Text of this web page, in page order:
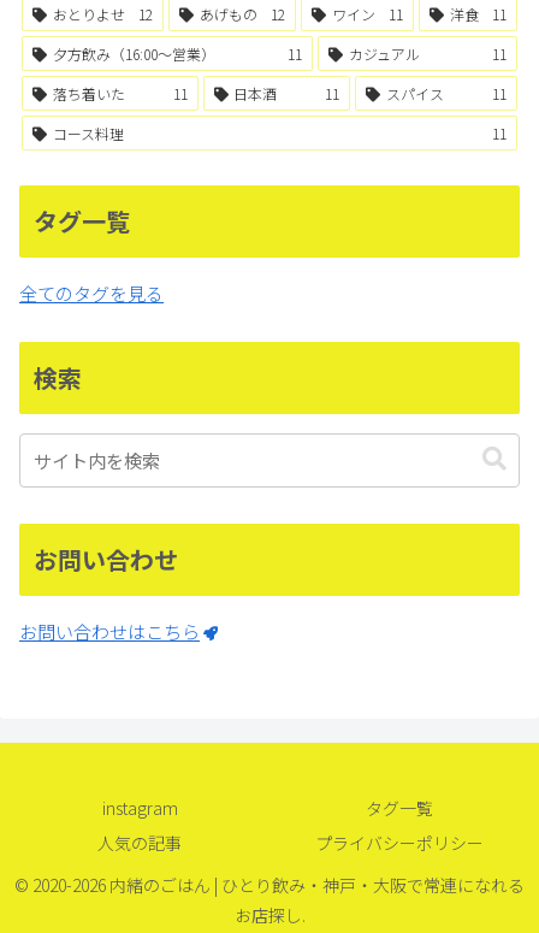
おとりよせ
12 あげもの 12 ワイン 11 洋食
11
夕方飲み（16:00〜営業）
11 カジュアル
11
落ち着いた
11 日本酒 11 スパイス
11
コース料理
11
タグ一覧
全てのタグを見る
検索
お問い合わせ
お問い合わせはこちら
instagram
タグ一覧
人気の記事
プライバシーポリシー
© 2020-2026 内緒のごはん | ひとり飲み・神戸・大阪で常連になれる
お店探し.